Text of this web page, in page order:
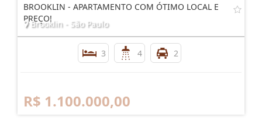
BROOKLIN - APARTAMENTO COM ÓTIMO LOCAL E
PREÇO!
Brooklin - São Paulo
3 4 2
R$ 1.100.000,00